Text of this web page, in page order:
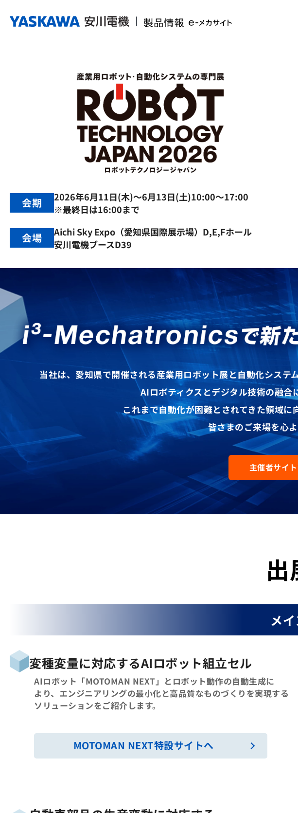
会期
2026年6月11日(木)～6月13日(土)10:00～17:00
※最終日は16:00まで
会場
Aichi Sky Expo（愛知県国際展示場）D,E,Fホール
安川電機ブースD39
当社は、愛知県で開催される産業用ロボット展と自動化システ
AIロボティクスとデジタル技術の融合
これまで自動化が困難とされてきた領域に
皆さまのご来場を心
主催者サイ
出
メ
変種変量に対応するAIロボット組立セル
AIロボット「MOTOMAN NEXT」とロボット動作の自動生成に
より、エンジニアリングの最小化と高品質なものづくりを実現する
ソリューションをご紹介します。
MOTOMAN NEXT特設サイトへ